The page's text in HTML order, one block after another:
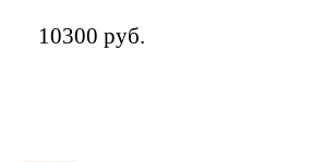
10300 руб.